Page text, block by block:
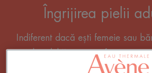
Îngrijirea pielii
Indiferent dacă ești femeie sau
piele adultă cu imperfecțiuni, o
piele cu riduri sau pur și simplu o